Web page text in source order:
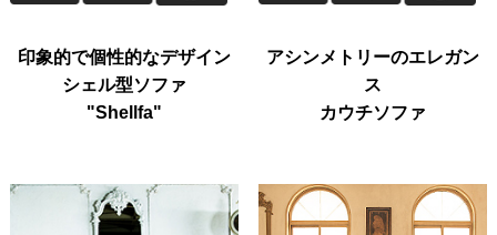
印象的で個性的なデザイン
シェル型ソファ
"Shellfa"
アシンメトリーのエレガン
ス
カウチソファ